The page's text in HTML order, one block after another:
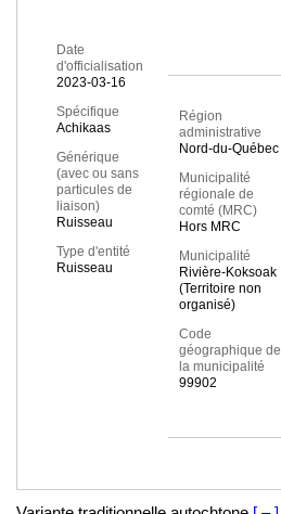
Date
d'officialisation
2023-03-16
Spécifique
Achikaas
Générique
(avec ou sans
particules de
liaison)
Ruisseau
Type d'entité
Ruisseau
Région
administrative
Nord-du-Québec
Municipalité
régionale de
comté (MRC)
Hors MRC
Municipalité
Rivière-Koksoak
(Territoire non
organisé)
Code
géographique de
la municipalité
99902